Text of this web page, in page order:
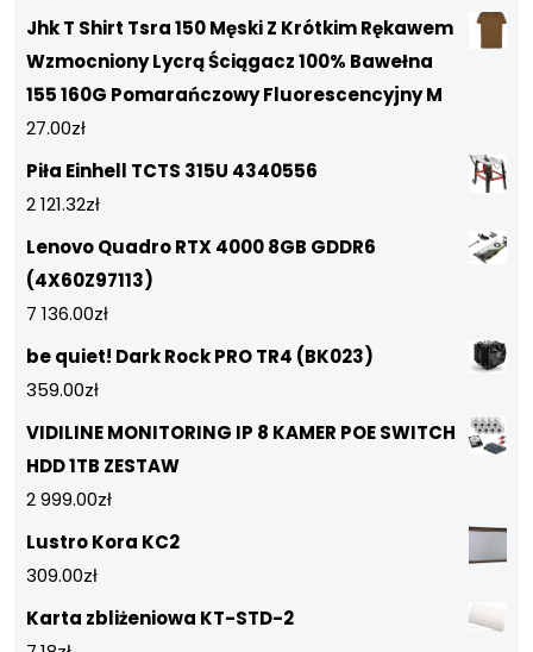
Jhk T Shirt Tsra 150 Męski Z Krótkim Rękawem
Wzmocniony Lycrą Ściągacz 100% Bawełna
155 160G Pomarańczowy Fluorescencyjny M
27.00zł
Piła Einhell TCTS 315U 4340556
2 121.32zł
Lenovo Quadro RTX 4000 8GB GDDR6
(4X60Z97113)
7 136.00zł
be quiet! Dark Rock PRO TR4 (BK023)
359.00zł
VIDILINE MONITORING IP 8 KAMER POE SWITCH
HDD 1TB ZESTAW
2 999.00zł
Lustro Kora KC2
309.00zł
Karta zbliżeniowa KT-STD-2